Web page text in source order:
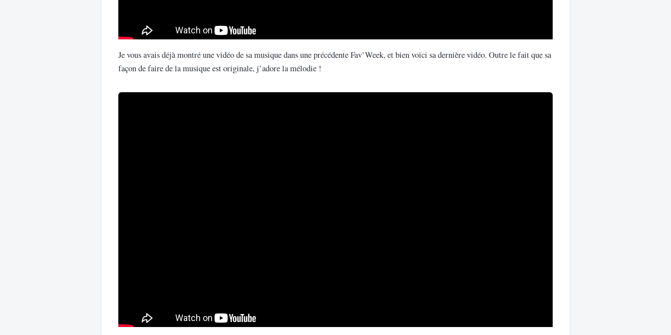
Je vous avais déjà montré une vidéo de sa musique dans une précédente Fav’Week, et bien voici sa dernière vidéo. Outre le fait que sa
façon de faire de la musique est originale, j’adore la mélodie !